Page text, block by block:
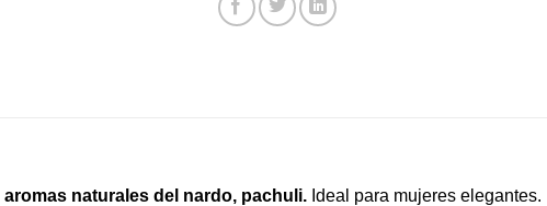
aromas naturales del nardo, pachuli. Ideal para mujeres elegantes.